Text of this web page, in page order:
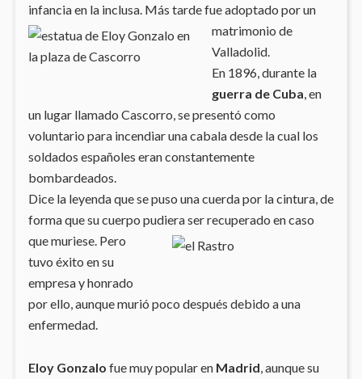
infancia en la inclusa. Más tarde fue adoptado por un
matrimonio de
Valladolid.
En 1896, durante la
guerra de Cuba, en
un lugar llamado Cascorro, se presentó como
voluntario para incendiar una cabala desde la cual los
soldados españoles eran constantemente
bombardeados.
Dice la leyenda que se puso una cuerda por la cintura, de
forma que su cuerpo pudiera ser recuperado en caso
que muriese. Pero
tuvo éxito en su
empresa y honrado
por ello, aunque murió poco después debido a una
enfermedad.
Eloy Gonzalo fue muy popular en Madrid , aunque su